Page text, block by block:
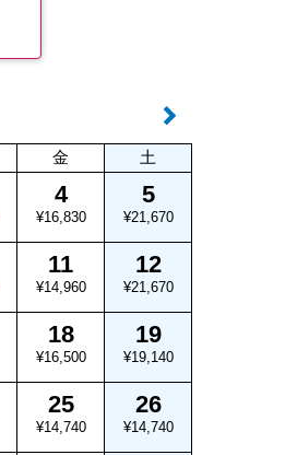
金 土
4
¥16,830
5
¥21,670
11
¥14,960
12
¥21,670
18
¥16,500
19
¥19,140
25
¥14,740
26
¥14,740